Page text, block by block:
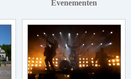
Evenementen